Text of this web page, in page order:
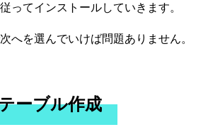
ってインストールしていきます。
へを選んでいけば問題ありません。
ーブル作成